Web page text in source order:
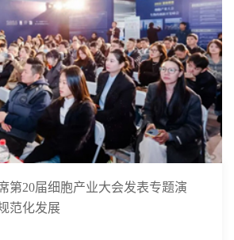
第20届细胞产业大会发表专题演
范化发展